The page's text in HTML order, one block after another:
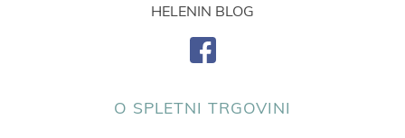
HELENIN BLOG
O SPLETNI TRGOVINI